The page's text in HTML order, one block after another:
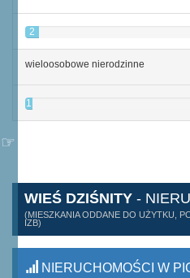
2
wieloosobowe nierodzinne
1
WIEŚ DZIŚNITY -
(MIESZKANIA ODDANE DO UŻYTKU,
IZB)
NIERUCHOMOŚCI W